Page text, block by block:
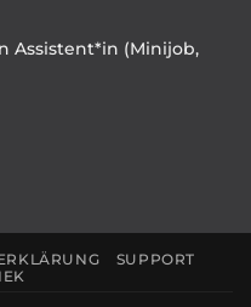
Assistent*in (Minijob,
SUPPORT